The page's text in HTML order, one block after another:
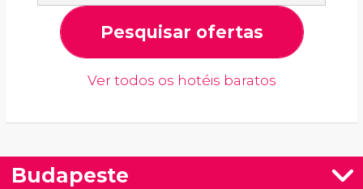
Pesquisar ofertas
Ver todos os hotéis baratos
Budapeste